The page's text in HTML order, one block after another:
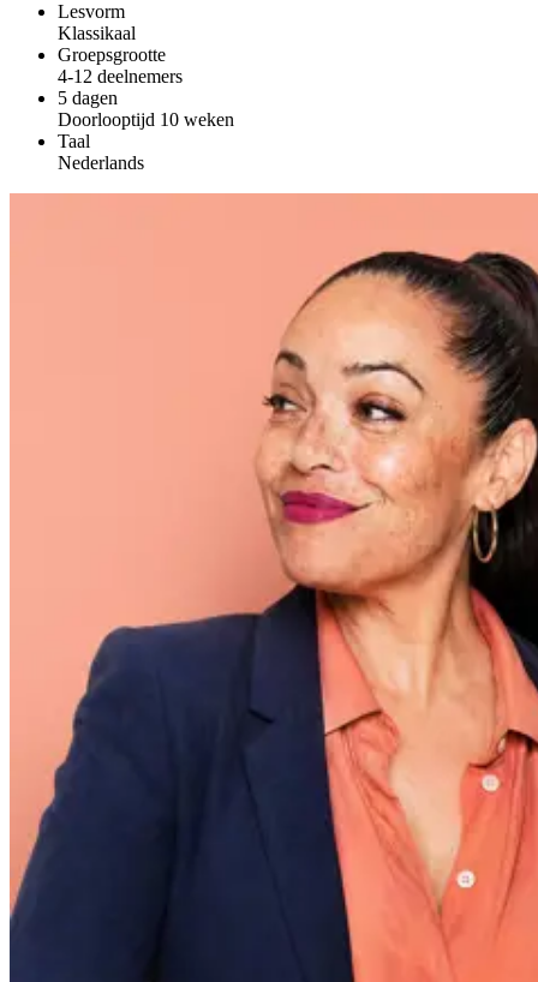
Lesvorm
Klassikaal
Groepsgrootte
4-12 deelnemers
5 dagen
Doorlooptijd 10 weken
Taal
Nederlands